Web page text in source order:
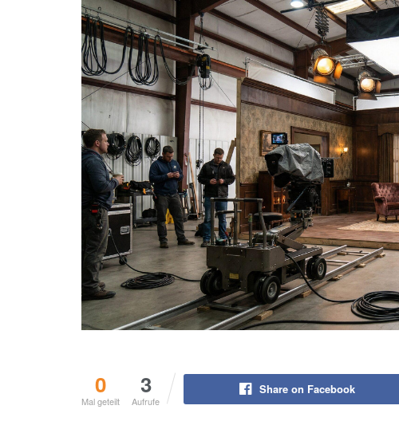
0
Mal geteilt
3
Aufrufe
Share on Facebook